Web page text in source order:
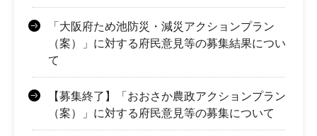
「大阪府ため池防災・減災アクションプラン
（案）」に対する府民意見等の募集結果につい
て
【募集終了】「おおさか農政アクションプラン
（案）」に対する府民意見等の募集について